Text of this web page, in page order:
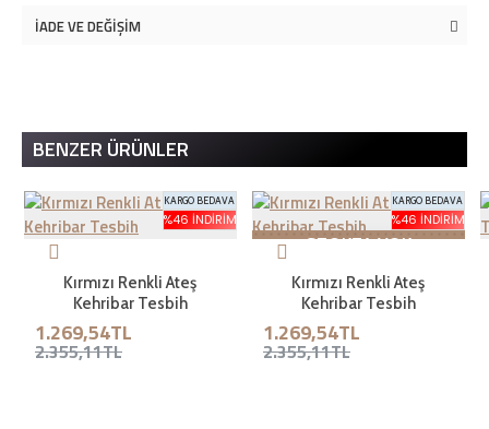
İADE VE DEĞIŞIM
BENZER ÜRÜNLER
KARGO BEDAVA
%46 İNDIRIM
Kırmızı Renkli Ateş
Kehribar Tesbih
1.269,54TL
2.355,11TL
KARGO BEDAVA
%46 İNDIRIM
STOKTA YOK
Kırmızı Renkli Ateş
Kehribar Tesbih
1.269,54TL
2.355,11TL